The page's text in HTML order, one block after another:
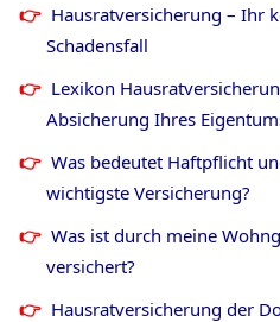
Hausratversicherung – Ihr
Schadensfall
Lexikon
Absicherung Ihres
Was bedeutet Haftpflicht
wichtigste Versicherung?
Was ist durch meine
versichert?
Hausratversicherung der